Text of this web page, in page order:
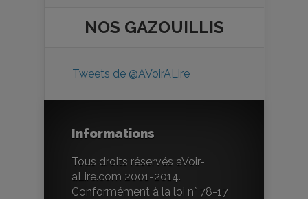
NOS GAZOUILLIS
Tweets de @AVoirALire
Informations
Tous droits réservés aVoir-
aLire.com 2001-2014.
Conformément à la loi n° 78-17